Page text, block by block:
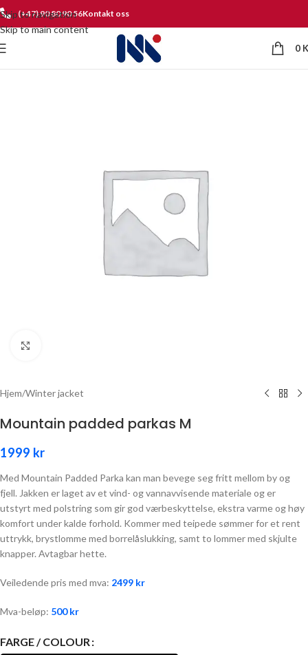
Skip to navigation
Skip to main content
(+47) 90 80 90 56Kontakt oss
0
Hjem/Winter jacket
Mountain padded parkas M
1999 kr
Med Mountain Padded Parka kan man bevege seg fritt mellom by og
fjell. Jakken er laget av et vind- og vannavvisende materiale og er
utstyrt med polstring som gir god værbeskyttelse, ekstra varme og høy
komfort under kalde forhold. Kommer med teipede sømmer for et rent
uttrykk, brystlomme med borrelåslukking, samt to lommer med skjulte
knapper. Avtagbar hette.
Veiledende pris med mva: 2499 kr
Mva-beløp: 500kr
FARGE / COLOUR